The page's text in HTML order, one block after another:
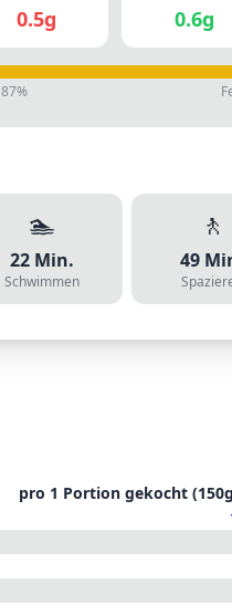
0.5g 0.6g
87%
🏊
22 Min.
Schwimmen
🚶
49
pro 1 Portion gekocht